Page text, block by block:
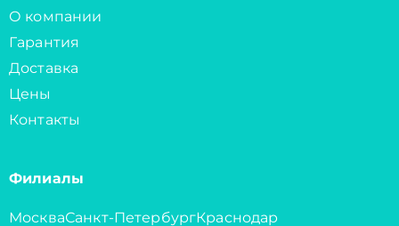
О компании
Гарантия
Доставка
Цены
Контакты
Филиалы
МоскваСанкт-ПетербургКраснодар